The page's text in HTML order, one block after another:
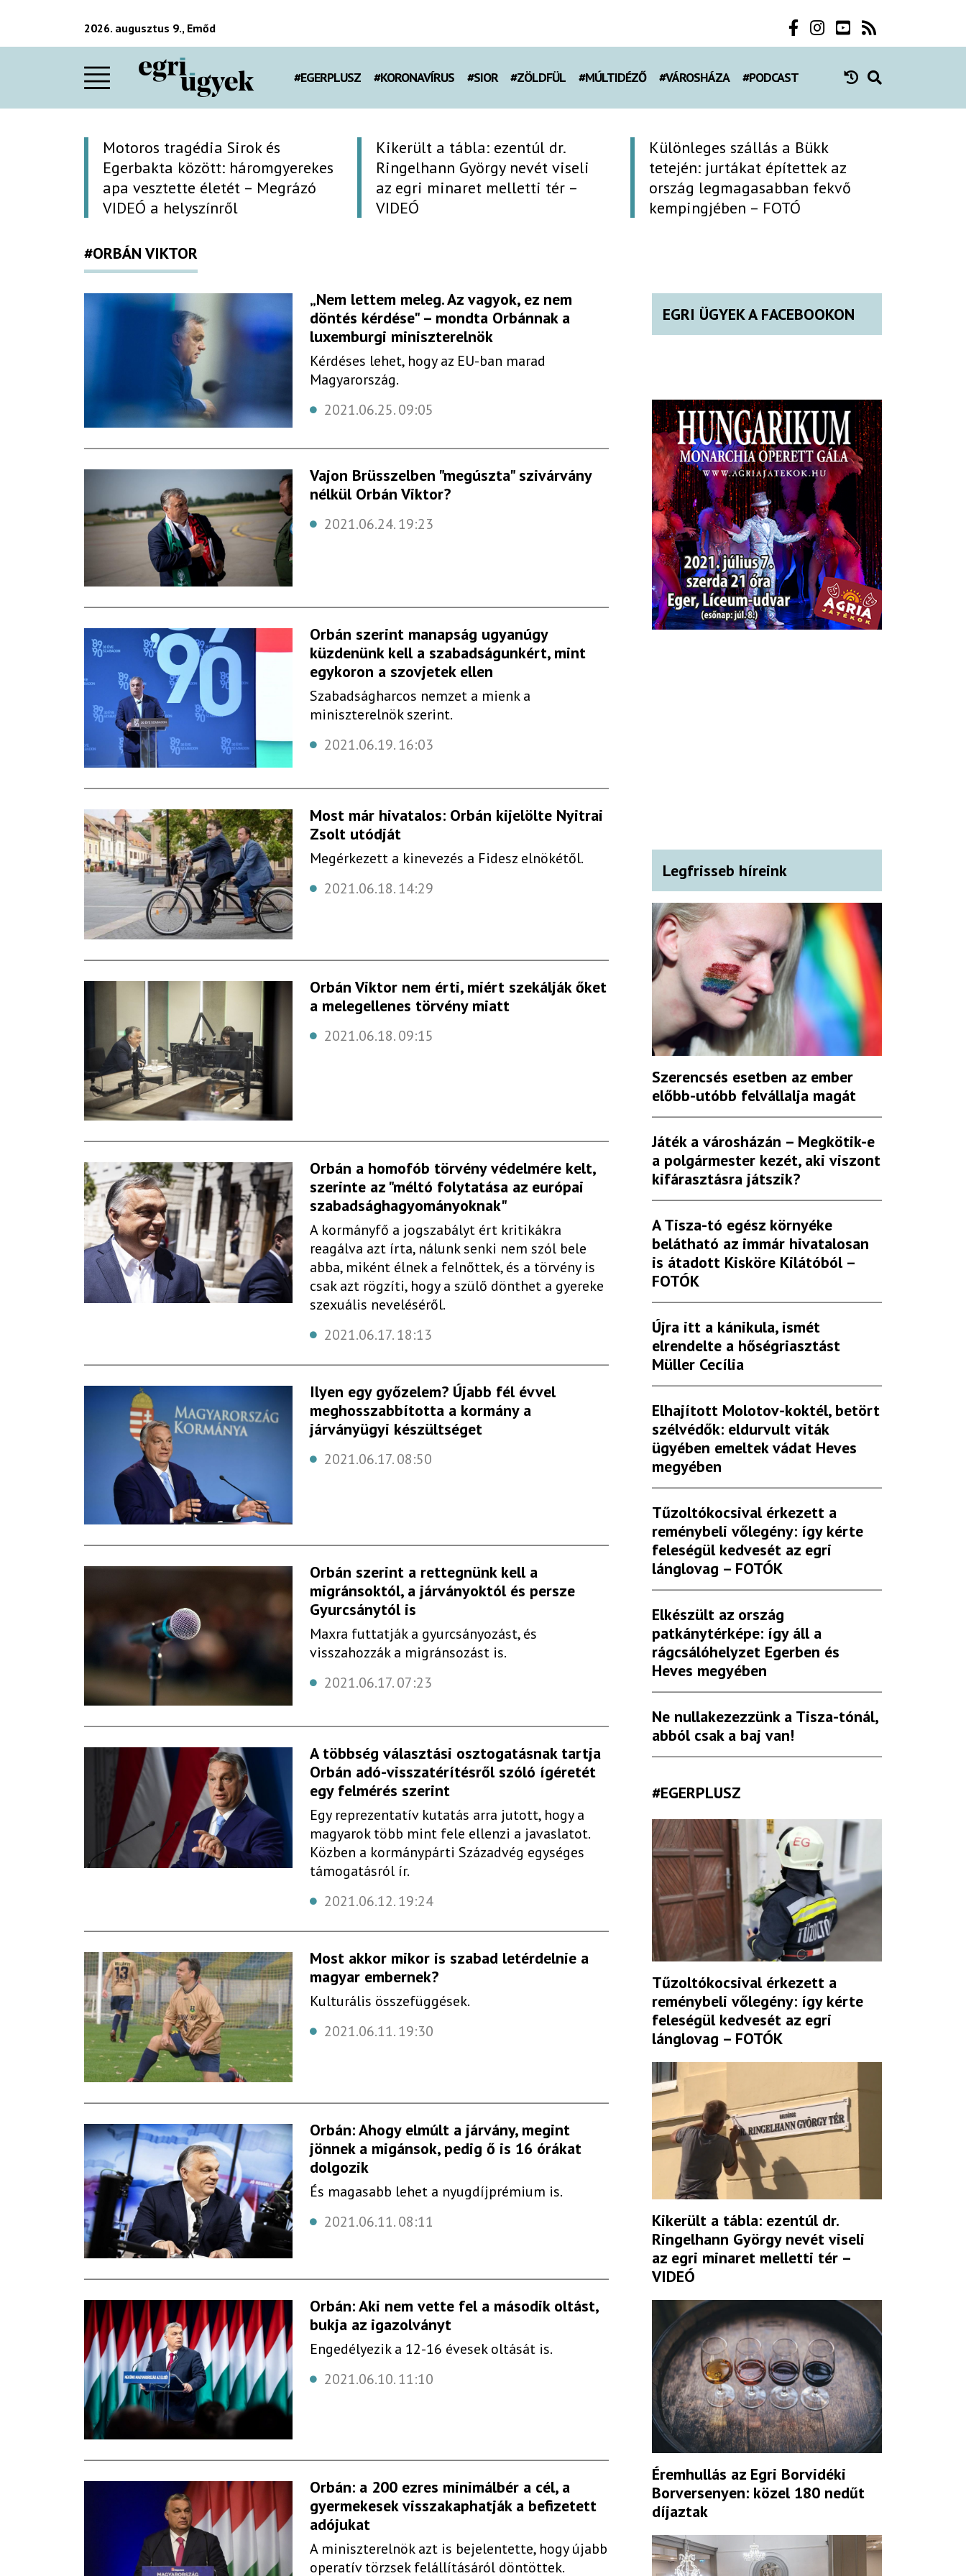
2026. augusztus 9., Emőd
#EGERPLUSZ #KORONAVÍRUS #SIOR #ZÖLDFÜL #MÚLTIDÉZŐ #VÁROSHÁZA #PODCAST
Motoros tragédia Sirok és
Egerbakta között: háromgyerekes
apa vesztette életét – Megrázó
VIDEÓ a helyszínről
Kikerült a tábla: ezentúl dr.
Ringelhann György nevét viseli
az egri minaret melletti tér –
VIDEÓ
Különleges szállás a Bükk
tetején: jurtákat építettek az
ország legmagasabban fekvő
kempingjében – FOTÓ
#ORBÁN VIKTOR
„Nem lettem meleg. Az vagyok, ez nem
döntés kérdése" – mondta Orbánnak a
luxemburgi miniszterelnök
Kérdéses lehet, hogy az EU-ban marad
Magyarország.
2021.06.25. 09:05
Vajon Brüsszelben "megúszta" szivárvány
nélkül Orbán Viktor?
2021.06.24. 19:23
Orbán szerint manapság ugyanúgy
küzdenünk kell a szabadságunkért, mint
egykoron a szovjetek ellen
Szabadságharcos nemzet a mienk a
miniszterelnök szerint.
2021.06.19. 16:03
Most már hivatalos: Orbán kijelölte Nyitrai
Zsolt utódját
Megérkezett a kinevezés a Fidesz elnökétől.
2021.06.18. 14:29
Orbán Viktor nem érti, miért szekálják őket
a melegellenes törvény miatt
2021.06.18. 09:15
Orbán a homofób törvény védelmére kelt,
szerinte az "méltó folytatása az európai
szabadsághagyományoknak"
A kormányfő a jogszabályt ért kritikákra
reagálva azt írta, nálunk senki nem szól bele
abba, miként élnek a felnőttek, és a törvény is
csak azt rögzíti, hogy a szülő dönthet a gyereke
szexuális neveléséről.
2021.06.17. 18:13
Ilyen egy győzelem? Újabb fél évvel
meghosszabbította a kormány a
járványügyi készültséget
2021.06.17. 08:50
Orbán szerint a rettegnünk kell a
migránsoktól, a járványoktól és persze
Gyurcsánytól is
Maxra futtatják a gyurcsányozást, és
visszahozzák a migránsozást is.
2021.06.17. 07:23
A többség választási osztogatásnak tartja
Orbán adó-visszatérítésről szóló ígéretét
egy felmérés szerint
Egy reprezentatív kutatás arra jutott, hogy a
magyarok több mint fele ellenzi a javaslatot.
Közben a kormánypárti Századvég egységes
támogatásról ír.
2021.06.12. 19:24
Most akkor mikor is szabad letérdelnie a
magyar embernek?
Kulturális összefüggések.
2021.06.11. 19:30
Orbán: Ahogy elmúlt a járvány, megint
jönnek a migánsok, pedig ő is 16 órákat
dolgozik
És magasabb lehet a nyugdíjprémium is.
2021.06.11. 08:11
Orbán: Aki nem vette fel a második oltást,
bukja az igazolványt
Engedélyezik a 12-16 évesek oltását is.
2021.06.10. 11:10
Orbán: a 200 ezres minimálbér a cél, a
gyermekesek visszakaphatják a befizetett
adójukat
A miniszterelnök azt is bejelentette, hogy újabb
operatív törzsek felállításáról döntöttek.
EGRI ÜGYEK A FACEBOOKON
Legfrisseb híreink
Szerencsés esetben az ember
előbb-utóbb felvállalja magát
Játék a városházán – Megkötik-e
a polgármester kezét, aki viszont
kifárasztásra játszik?
A Tisza-tó egész környéke
belátható az immár hivatalosan
is átadott Kisköre Kilátóból –
FOTÓK
Újra itt a kánikula, ismét
elrendelte a hőségriasztást
Müller Cecília
Elhajított Molotov-koktél, betört
szélvédők: eldurvult viták
ügyében emeltek vádat Heves
megyében
Tűzoltókocsival érkezett a
reménybeli vőlegény: így kérte
feleségül kedvesét az egri
lánglovag – FOTÓK
Elkészült az ország
patkánytérképe: így áll a
rágcsálóhelyzet Egerben és
Heves megyében
Ne nullakezezzünk a Tisza-tónál,
abból csak a baj van!
#EGERPLUSZ
Tűzoltókocsival érkezett a
reménybeli vőlegény: így kérte
feleségül kedvesét az egri
lánglovag – FOTÓK
Kikerült a tábla: ezentúl dr.
Ringelhann György nevét viseli
az egri minaret melletti tér –
VIDEÓ
Éremhullás az Egri Borvidéki
Borversenyen: közel 180 nedűt
díjaztak